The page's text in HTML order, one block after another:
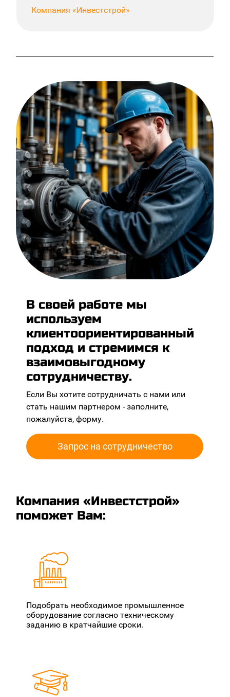
Компания «Инвестстрой»
В своей работе мы
используем
клиентоориентированный
подход и стремимся к
взаимовыгодному
сотрудничеству.
Если Вы хотите сотрудничать с нами или
стать нашим партнером - заполните,
пожалуйста, форму.
Запрос на сотрудничество
Компания «Инвестстрой»
поможет Вам:
Подобрать необходимое промышленное
оборудование согласно техническому
заданию в кратчайшие сроки.